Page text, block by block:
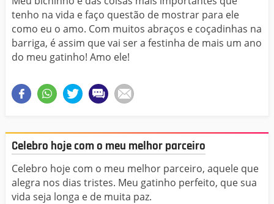
tenho na vida e faço questão de mostrar para ele
como eu o amo. Com muitos abraços e coçadinhas na
barriga, é assim que vai ser a festinha de mais um ano
do meu gatinho! Amo ele!
Celebro hoje com o meu melhor parceiro
Celebro hoje com o meu melhor parceiro, aquele que
alegra nos dias tristes. Meu gatinho perfeito, que sua
vida seja longa e de muita paz.